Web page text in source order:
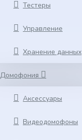
Тестеры
Управление
Хранение данных
Домофония
Аксессуары
Видеодомофоны